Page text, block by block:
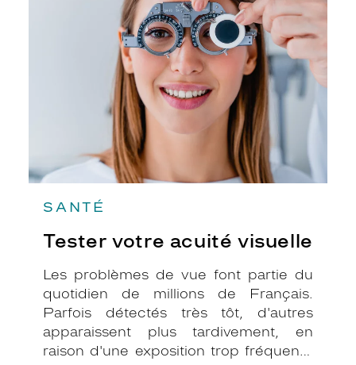
première visite.
SANTÉ
Tester votre acuité visuelle
Les problèmes de vue font partie du
quotidien de millions de Français.
Parfois détectés très tôt, d'autres
apparaissent plus tardivement, en
raison d'une exposition trop fréquente